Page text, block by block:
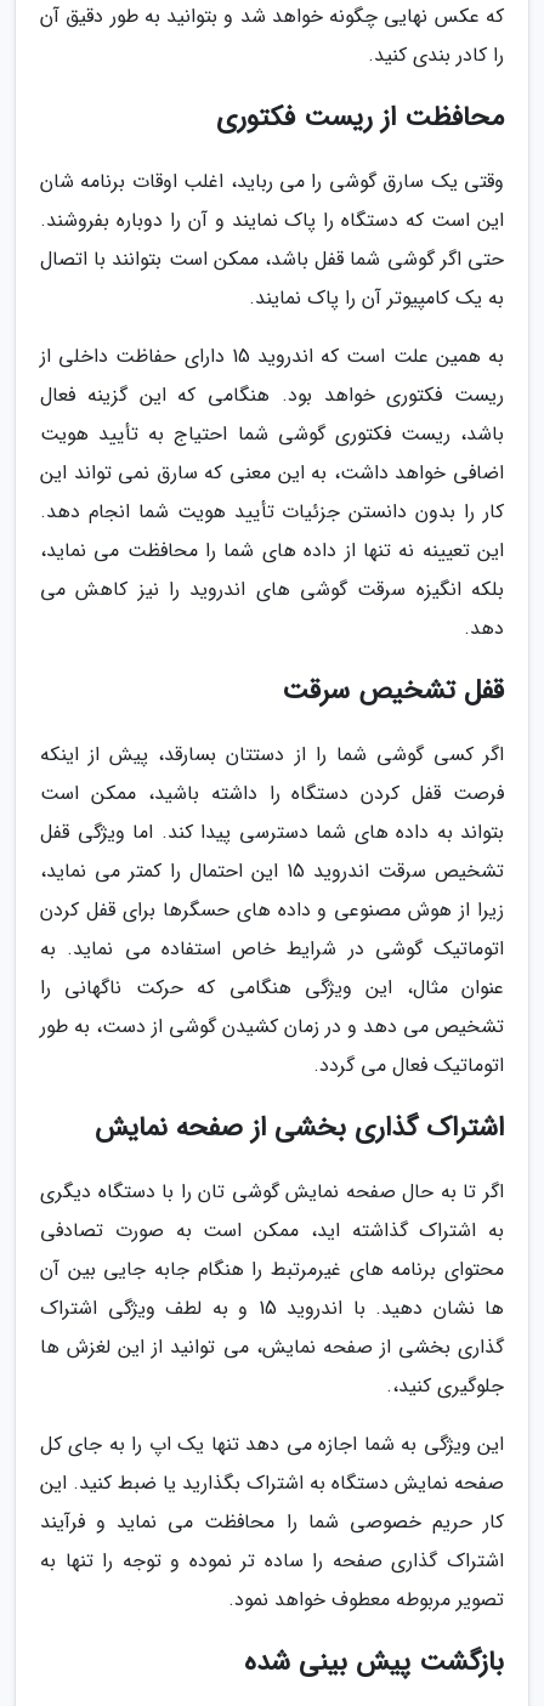
که عکس نهایی چگونه خواهد شد و بتوانید به طور دقیق آن
را کادر بندی کنید.
محافظت از ریست فکتوری
وقتی یک سارق گوشی را می رباید، اغلب اوقات برنامه شان
این است که دستگاه را پاک نمایند و آن را دوباره بفروشند.
حتی اگر گوشی شما قفل باشد، ممکن است بتوانند با اتصال
به یک کامپیوتر آن را پاک نمایند.
به همین علت است که اندروید 15 دارای حفاظت داخلی از
ریست فکتوری خواهد بود. هنگامی که این گزینه فعال
باشد، ریست فکتوری گوشی شما احتیاج به تأیید هویت
اضافی خواهد داشت، به این معنی که سارق نمی تواند این
کار را بدون دانستن جزئیات تأیید هویت شما انجام دهد.
این تعیینه نه تنها از داده های شما را محافظت می نماید،
بلکه انگیزه سرقت گوشی های اندروید را نیز کاهش می
دهد.
قفل تشخیص سرقت
اگر کسی گوشی شما را از دستتان بسارقد، پیش از اینکه
فرصت قفل کردن دستگاه را داشته باشید، ممکن است
بتواند به داده های شما دسترسی پیدا کند. اما ویژگی قفل
تشخیص سرقت اندروید 15 این احتمال را کمتر می نماید،
زیرا از هوش مصنوعی و داده های حسگرها برای قفل کردن
اتوماتیک گوشی در شرایط خاص استفاده می نماید. به
عنوان مثال، این ویژگی هنگامی که حرکت ناگهانی را
تشخیص می دهد و در زمان کشیدن گوشی از دست، به طور
اتوماتیک فعال می گردد.
اشتراک گذاری بخشی از صفحه نمایش
اگر تا به حال صفحه نمایش گوشی تان را با دستگاه دیگری
به اشتراک گذاشته اید، ممکن است به صورت تصادفی
محتوای برنامه های غیرمرتبط را هنگام جابه جایی بین آن
ها نشان دهید. با اندروید 15 و به لطف ویژگی اشتراک
گذاری بخشی از صفحه نمایش، می توانید از این لغزش ها
جلوگیری کنید،.
این ویژگی به شما اجازه می دهد تنها یک اپ را به جای کل
صفحه نمایش دستگاه به اشتراک بگذارید یا ضبط کنید. این
کار حریم خصوصی شما را محافظت می نماید و فرآیند
اشتراک گذاری صفحه را ساده تر نموده و توجه را تنها به
تصویر مربوطه معطوف خواهد نمود.
بازگشت پیش بینی شده